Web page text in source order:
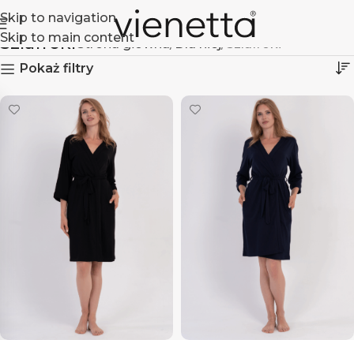
Skip to navigation
Skip to main content
SzlafrokiStrona główna
Pokaż filtry